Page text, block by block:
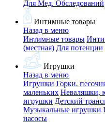
Для Мед. Обследований
Интимные товары
Назад в меню
Интимные товары
(местная) Для потенции
Игрушки
Назад в меню
Игрушки Горки,
маленьких Неваляшки,
игрушки Детский
Музыкальные игрушки
насосы